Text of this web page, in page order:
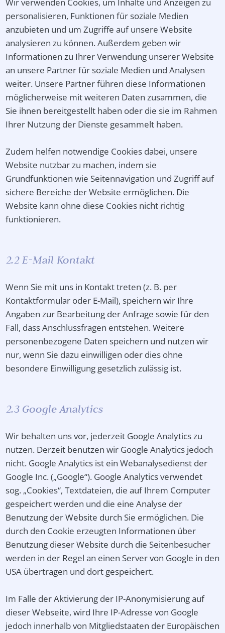
personalisieren, Funktionen für soziale Medien
anzubieten und um Zugriffe auf unsere Website
analysieren zu können. Außerdem geben wir
Informationen zu Ihrer Verwendung unserer Website
an unsere Partner für soziale Medien und Analysen
weiter. Unsere Partner führen diese Informationen
möglicherweise mit weiteren Daten zusammen, die
Sie ihnen bereitgestellt haben oder die sie im Rahmen
Ihrer Nutzung der Dienste gesammelt haben.
Zudem helfen notwendige Cookies dabei, unsere
Website nutzbar zu machen, indem sie
Grundfunktionen wie Seitennavigation und Zugriff auf
sichere Bereiche der Website ermöglichen. Die
Website kann ohne diese Cookies nicht richtig
funktionieren.
2.2 E-Mail Kontakt
Wenn Sie mit uns in Kontakt treten (z. B. per
Kontaktformular oder E-Mail), speichern wir Ihre
Angaben zur Bearbeitung der Anfrage sowie für den
Fall, dass Anschlussfragen entstehen. Weitere
personenbezogene Daten speichern und nutzen wir
nur, wenn Sie dazu einwilligen oder dies ohne
besondere Einwilligung gesetzlich zulässig ist.
2.3 Google Analytics
Wir behalten uns vor, jederzeit Google Analytics zu
nutzen. Derzeit benutzen wir Google Analytics jedoch
nicht. Google Analytics ist ein Webanalysedienst der
Google Inc. („Google“). Google Analytics verwendet
sog. „Cookies“, Textdateien, die auf Ihrem Computer
gespeichert werden und die eine Analyse der
Benutzung der Website durch Sie ermöglichen. Die
durch den Cookie erzeugten Informationen über
Benutzung dieser Website durch die Seitenbesucher
werden in der Regel an einen Server von Google in den
USA übertragen und dort gespeichert.
Im Falle der Aktivierung der IP-Anonymisierung auf
dieser Webseite, wird Ihre IP-Adresse von Google
jedoch innerhalb von Mitgliedstaaten der Europäischen